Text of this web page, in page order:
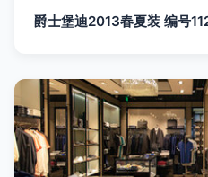
爵士堡迪2013春夏装 编号